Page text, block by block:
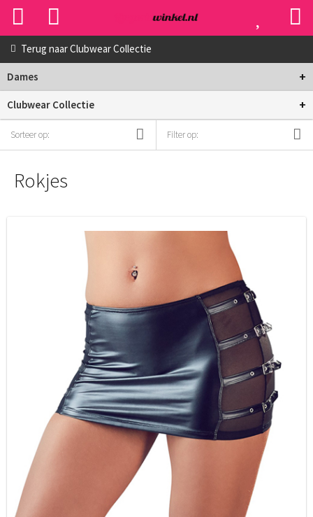
Terug naarClubwear Collectie
Dames +
Clubwear Collectie +
Sorteer op: Filter op:
Rokjes